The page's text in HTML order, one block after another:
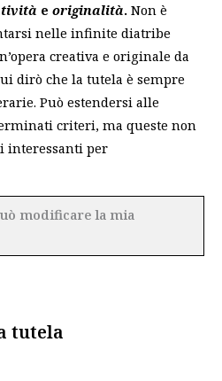
e originalità. Non è
nelle infinite diatribe
creativa e originale da
dirò che la tutela è sempre
Può estendersi alle
criteri, ma queste non
interessanti per
modificare la mia
tutela